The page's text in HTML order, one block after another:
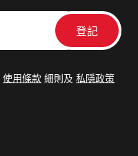
使用條款 細則及 私隱政策